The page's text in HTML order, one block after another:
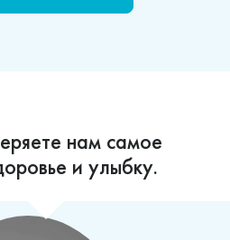
нам самое
и улыбку.